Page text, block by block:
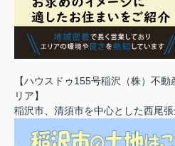
【ハウスドゥ155号稲沢（株）不
リア】
稲沢市、清須市を中心とした西尾